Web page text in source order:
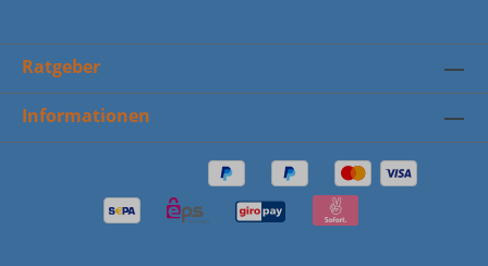
Ratgeber
Informationen